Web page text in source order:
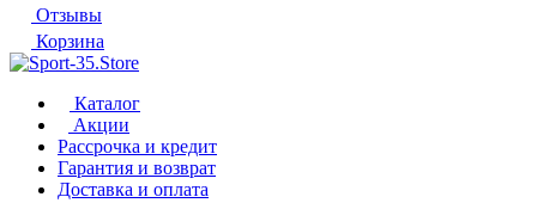
Отзывы
Корзина
Каталог
Акции
Рассрочка и кредит
Гарантия и возврат
Доставка и оплата